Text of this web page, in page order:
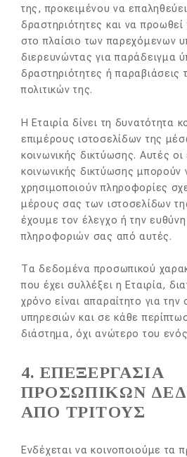
της, προκειμένου να
δραστηριότητες και να προωθεί
στο πλαίσιο των παρεχόμενων
διερευνώντας για παράδειγμα
δραστηριότητες ή
πολιτικών της.
Η Εταιρία δίνει τη δυνατότητα
επιμέρους ιστοσελίδων της
κοινωνικής δικτύωσης. Αυτές
κοινωνικής δικτύωσης μπορούν
χρησιμοποιούν πληροφορίες
μέρους σας των ιστοσελίδων
έχουμε τον έλεγχο ή την
πληροφοριών σας από αυτές.
Τα δεδομένα προσωπικού
που έχει συλλέξει η Εταιρία,
χρόνο είναι απαραίτητο για
υπηρεσιών και σε κάθε
διάστημα, όχι ανώτερο του
4. ΕΠΕΞΕΡΓΑΣΙΑ
ΠΡΟΣΩΠΙΚΩΝ
ΑΠΟ ΤΡΙΤΟΥΣ
Ενδέχεται να κοινοποιούμε τα